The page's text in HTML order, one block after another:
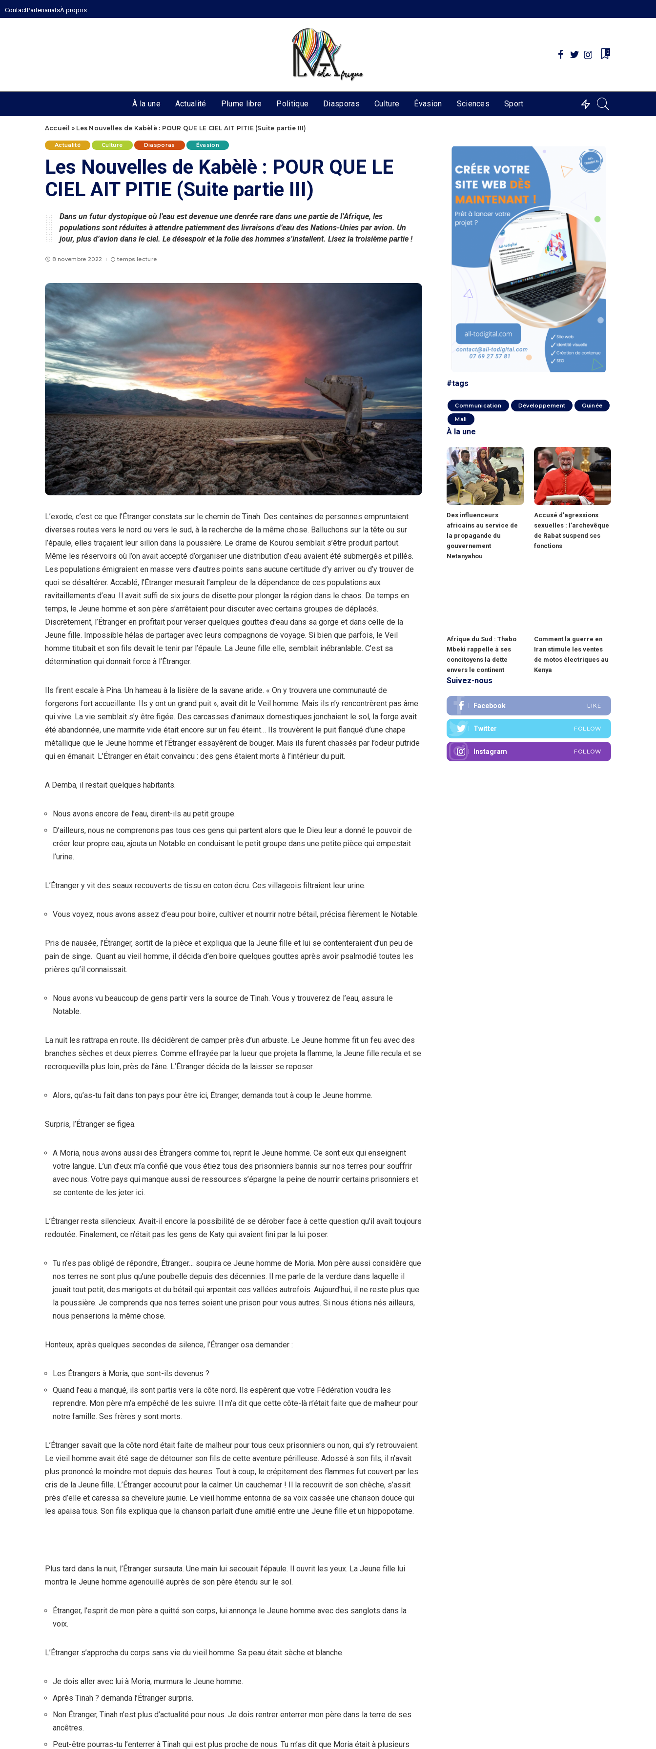
ContactPartenariatsÀ propos
0
À la une Actualité Plume libre Politique Diasporas Culture Évasion Sciences Sport
Accueil » Les Nouvelles de Kabèlè : POUR QUE LE CIEL AIT PITIE (Suite partie III)
Actualité Culture Diasporas Évasion
Les Nouvelles de Kabèlè : POUR QUE LE
CIEL AIT PITIE (Suite partie III)
Dans un futur dystopique où l’eau est devenue une denrée rare dans une partie de l’Afrique, les
populations sont réduites à attendre patiemment des livraisons d’eau des Nations-Unies par avion. Un
jour, plus d’avion dans le ciel. Le désespoir et la folie des hommes s’installent. Lisez la troisième partie !
8 novembre 2022 temps lecture
L’exode, c’est ce que l’Étranger constata sur le chemin de Tinah. Des centaines de personnes empruntaient
diverses routes vers le nord ou vers le sud, à la recherche de la même chose. Balluchons sur la tête ou sur
l’épaule, elles traçaient leur sillon dans la poussière. Le drame de Kourou semblait s’être produit partout.
Même les réservoirs où l’on avait accepté d’organiser une distribution d’eau avaient été submergés et pillés.
Les populations émigraient en masse vers d’autres points sans aucune certitude d’y arriver ou d’y trouver de
quoi se désaltérer. Accablé, l’Étranger mesurait l’ampleur de la dépendance de ces populations aux
ravitaillements d’eau. Il avait suffi de six jours de disette pour plonger la région dans le chaos. De temps en
temps, le Jeune homme et son père s’arrêtaient pour discuter avec certains groupes de déplacés.
Discrètement, l’Étranger en profitait pour verser quelques gouttes d’eau dans sa gorge et dans celle de la
Jeune fille. Impossible hélas de partager avec leurs compagnons de voyage. Si bien que parfois, le Veil
homme titubait et son fils devait le tenir par l’épaule. La Jeune fille elle, semblait inébranlable. C’est sa
détermination qui donnait force à l’Étranger.
Ils firent escale à Pina. Un hameau à la lisière de la savane aride. « On y trouvera une communauté de
forgerons fort accueillante. Ils y ont un grand puit », avait dit le Veil homme. Mais ils n’y rencontrèrent pas âme
qui vive. La vie semblait s’y être figée. Des carcasses d’animaux domestiques jonchaient le sol, la forge avait
été abandonnée, une marmite vide était encore sur un feu éteint… Ils trouvèrent le puit flanqué d’une chape
métallique que le Jeune homme et l’Étranger essayèrent de bouger. Mais ils furent chassés par l’odeur putride
qui en émanait. L’Étranger en était convaincu : des gens étaient morts à l’intérieur du puit.
A Demba, il restait quelques habitants.
Nous avons encore de l’eau, dirent-ils au petit groupe.
D’ailleurs, nous ne comprenons pas tous ces gens qui partent alors que le Dieu leur a donné le pouvoir de
créer leur propre eau, ajouta un Notable en conduisant le petit groupe dans une petite pièce qui empestait
l’urine.
L’Étranger y vit des seaux recouverts de tissu en coton écru. Ces villageois filtraient leur urine.
Vous voyez, nous avons assez d’eau pour boire, cultiver et nourrir notre bétail, précisa fièrement le Notable.
Pris de nausée, l’Étranger, sortit de la pièce et expliqua que la Jeune fille et lui se contenteraient d’un peu de
pain de singe. Quant au vieil homme, il décida d’en boire quelques gouttes après avoir psalmodié toutes les
prières qu’il connaissait.
Nous avons vu beaucoup de gens partir vers la source de Tinah. Vous y trouverez de l’eau, assura le
Notable.
La nuit les rattrapa en route. Ils décidèrent de camper près d’un arbuste. Le Jeune homme fit un feu avec des
branches sèches et deux pierres. Comme effrayée par la lueur que projeta la flamme, la Jeune fille recula et se
recroquevilla plus loin, près de l’âne. L’Étranger décida de la laisser se reposer.
Alors, qu’as-tu fait dans ton pays pour être ici, Étranger, demanda tout à coup le Jeune homme.
Surpris, l’Étranger se figea.
A Moria, nous avons aussi des Étrangers comme toi, reprit le Jeune homme. Ce sont eux qui enseignent
votre langue. L’un d’eux m’a confié que vous étiez tous des prisonniers bannis sur nos terres pour souffrir
avec nous. Votre pays qui manque aussi de ressources s’épargne la peine de nourrir certains prisonniers et
se contente de les jeter ici.
L’Étranger resta silencieux. Avait-il encore la possibilité de se dérober face à cette question qu’il avait toujours
redoutée. Finalement, ce n’était pas les gens de Katy qui avaient fini par la lui poser.
Tu n’es pas obligé de répondre, Étranger… soupira ce Jeune homme de Moria. Mon père aussi considère que
nos terres ne sont plus qu’une poubelle depuis des décennies. Il me parle de la verdure dans laquelle il
jouait tout petit, des marigots et du bétail qui arpentait ces vallées autrefois. Aujourd’hui, il ne reste plus que
la poussière. Je comprends que nos terres soient une prison pour vous autres. Si nous étions nés ailleurs,
nous penserions la même chose.
Honteux, après quelques secondes de silence, l’Étranger osa demander :
Les Étrangers à Moria, que sont-ils devenus ?
Quand l’eau a manqué, ils sont partis vers la côte nord. Ils espèrent que votre Fédération voudra les
reprendre. Mon père m’a empêché de les suivre. Il m’a dit que cette côte-là n’était faite que de malheur pour
notre famille. Ses frères y sont morts.
L’Étranger savait que la côte nord était faite de malheur pour tous ceux prisonniers ou non, qui s’y retrouvaient.
Le vieil homme avait été sage de détourner son fils de cette aventure périlleuse. Adossé à son fils, il n’avait
plus prononcé le moindre mot depuis des heures. Tout à coup, le crépitement des flammes fut couvert par les
cris de la Jeune fille. L’Étranger accourut pour la calmer. Un cauchemar ! Il la recouvrit de son chèche, s’assit
près d’elle et caressa sa chevelure jaunie. Le vieil homme entonna de sa voix cassée une chanson douce qui
les apaisa tous. Son fils expliqua que la chanson parlait d’une amitié entre une Jeune fille et un hippopotame.
Plus tard dans la nuit, l’Étranger sursauta. Une main lui secouait l’épaule. Il ouvrit les yeux. La Jeune fille lui
montra le Jeune homme agenouillé auprès de son père étendu sur le sol.
Étranger, l’esprit de mon père a quitté son corps, lui annonça le Jeune homme avec des sanglots dans la
voix.
L’Étranger s’approcha du corps sans vie du vieil homme. Sa peau était sèche et blanche.
Je dois aller avec lui à Moria, murmura le Jeune homme.
Après Tinah ? demanda l’Étranger surpris.
Non Étranger, Tinah n’est plus d’actualité pour nous. Je dois rentrer enterrer mon père dans la terre de ses
ancêtres.
Peut-être pourras-tu l’enterrer à Tinah qui est plus proche de nous. Tu m’as dit que Moria était à plusieurs
#tags
Communication Développement
Guinée
Mali
À la une
Des influenceurs
africains au service de
la propagande du
gouvernement
Netanyahou
Accusé d’agressions
sexuelles : l’archevêque
de Rabat suspend ses
fonctions
Afrique du Sud : Thabo
Mbeki rappelle à ses
concitoyens la dette
envers le continent
Comment la guerre en
Iran stimule les ventes
de motos électriques au
Kenya
Suivez-nous
Facebook LIKE
Twitter FOLLOW
Instagram FOLLOW